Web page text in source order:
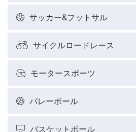
サッカー&フットサル
サイクルロードレース
モータースポーツ
バレーボール
バスケットボール